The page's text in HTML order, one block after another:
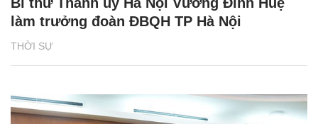
THỜI SỰ
làm trưởng đoàn ĐBQH TP Hà Nội